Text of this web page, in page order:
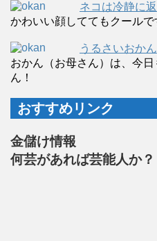
ネコは冷静に返
かわいい顔しててもクールで
うるさいおかん
おかん（お母さん）は、今日
ん！
おすすめリンク
金儲け情報
何芸があれば芸能人か？